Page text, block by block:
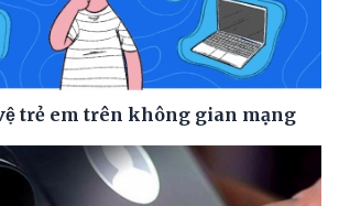
trẻ em trên không gian mạng